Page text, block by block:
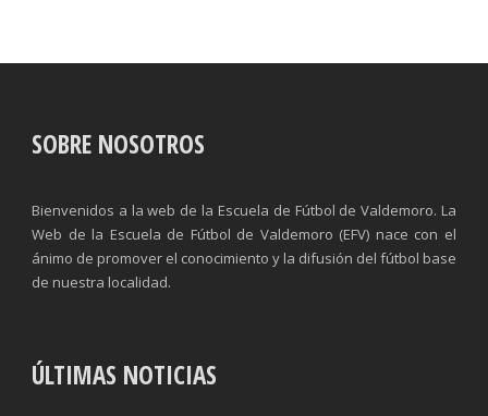
SOBRE NOSOTROS
Bienvenidos a la web de la Escuela de Fútbol de Valdemoro. La
Web de la Escuela de Fútbol de Valdemoro (EFV) nace con el
ánimo de promover el conocimiento y la difusión del fútbol base
de nuestra localidad.
ÚLTIMAS NOTICIAS